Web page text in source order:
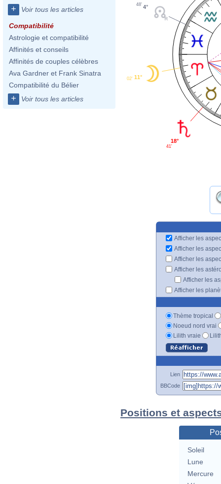
+ Voir tous les articles
Compatibilité
Astrologie et compatibilité
Affinités et conseils
Affinités de couples célèbres
Ava Gardner et Frank Sinatra
Compatibilité du Bélier
+ Voir tous les articles
4°
48'
11°
02'
18°
41'
Afficher les
Afficher les
Afficher les
Afficher les
Afficher les
Afficher les
Thème tropical
Noeud nord vrai
Lilith vraie
Lien
BBCode
Positions et
Soleil
Lune
Mercure